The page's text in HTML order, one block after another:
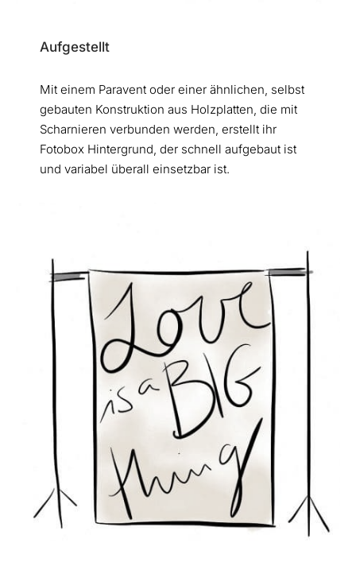
Aufgestellt
Mit einem Paravent oder einer ähnlichen, selbst
gebauten Konstruktion aus Holzplatten, die mit
Scharnieren verbunden werden, erstellt ihr
Fotobox Hintergrund, der schnell aufgebaut ist
und variabel überall einsetzbar ist.